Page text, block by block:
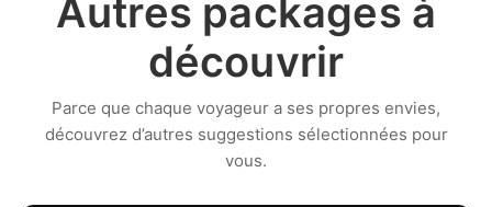
Autres packages à
découvrir
Parce que chaque voyageur a ses propres envies,
découvrez d’autres suggestions sélectionnées pour
vous.